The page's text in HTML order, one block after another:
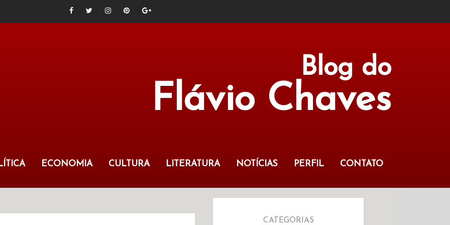
Blog do
Flávio Chaves
ECONOMIA CULTURA LITERATURA NOTÍCIAS PERFIL CONTATO
CATEGORIAS